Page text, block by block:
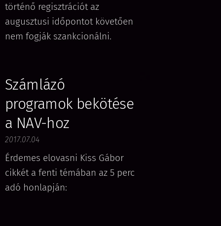
történő regisztrációt az
augusztusi időpontot követően
nem fogják szankcionálni.
Számlázó
programok bekötése
a NAV-hoz
2017.07.04
Érdemes elovasni Kiss Gábor
cikkét a fenti témában az 5 perc
adó honlapján: